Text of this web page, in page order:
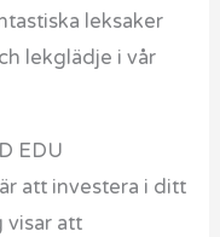
leksaker
lekglädje i vår
EDU
att investera i ditt
visar att